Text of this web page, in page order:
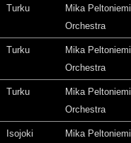
Turku
Mika Peltoniemi
Orchestra
Turku
Mika Peltoniemi
Orchestra
Turku
Mika Peltoniemi
Orchestra
Isojoki
Mika Peltoniemi